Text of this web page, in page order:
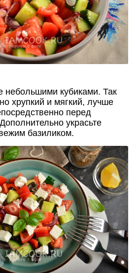
небольшими кубиками. Так
хрупкий и мягкий, лучше
перед
украсьте
базиликом.